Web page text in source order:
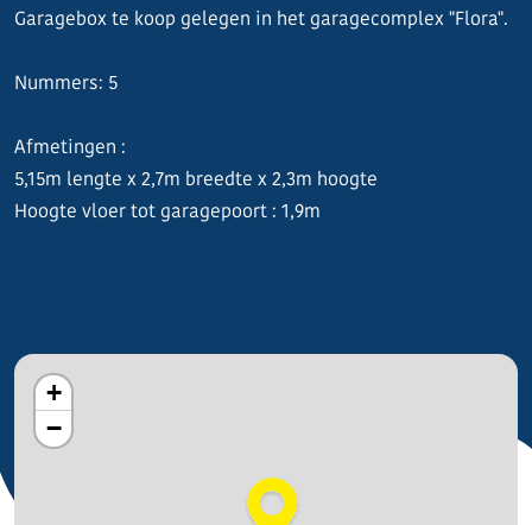
Garagebox te koop gelegen in het garagecomplex "Flora".
Nummers: 5
Afmetingen :
5,15m lengte x 2,7m breedte x 2,3m hoogte
Hoogte vloer tot garagepoort : 1,9m
+
−